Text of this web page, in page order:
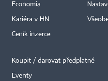
Economia
Kariéra v HN
Ceník inzerce
Koupit / darovat předplatné
Eventy